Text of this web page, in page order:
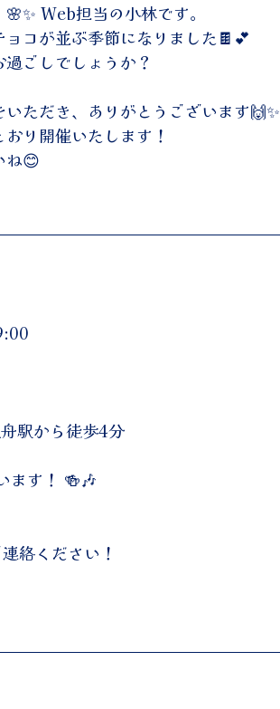
Web担当の小林です。
コが並ぶ季節になりました🍫💕
ごしでしょうか？
ただき、ありがとうございます🙌✨
り開催いたします！
ね😊
駅から徒歩4分
ます！ 🍻🎶
絡ください！